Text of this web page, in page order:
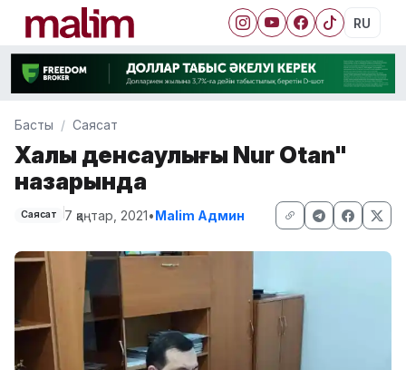
RU
Басты Саясат
Халық денсаулығы Nur Otan"
назарында
Саясат 7 қаңтар, 2021•Malim Админ